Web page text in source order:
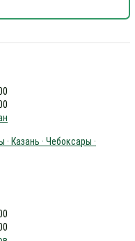
Казань · Чебоксары ·